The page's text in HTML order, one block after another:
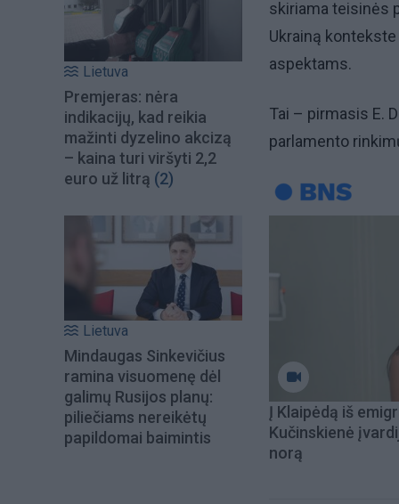
Lietuva
Premjeras: nėra
indikacijų, kad reikia
mažinti dyzelino akcizą
– kaina turi viršyti 2,2
euro už litrą (2)
Lietuva
Mindaugas Sinkevičius
ramina visuomenę dėl
galimų Rusijos planų:
piliečiams nereikėtų
papildomai baimintis
skiriama teisinės
Ukrainą
aspektams.
Tai – pirmasis E.
parlamento
Į Klaipėdą iš
Kučinskienė
norą